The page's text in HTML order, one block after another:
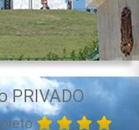
PRIVADO